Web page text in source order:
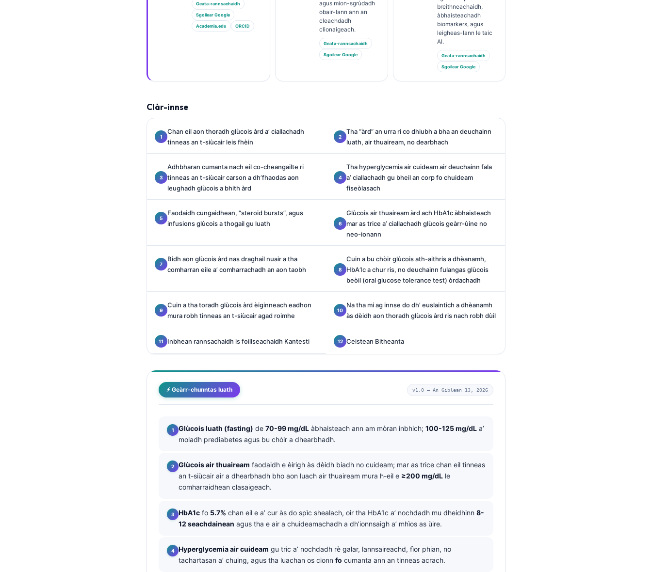
Geata-rannsachaidh
Sgoilear Google
Academia.edu ORCID
agus mion-sgrùdadh
obair-lann ann an
cleachdadh
clionaigeach.
Geata-rannsachaidh
Sgoilear Google
breithneachaidh,
àbhaisteachadh
biomarkers, agus
leigheas-lann le taic
AI.
Geata-rannsachaidh
Sgoilear Google
Clàr-innse
Chan eil aon thoradh glùcois àrd a’ ciallachadh
tinneas an t-siùcair leis fhèin
Tha “àrd” an urra ri co dhiubh a bha an deuchainn
luath, air thuaiream, no dearbhach
Adhbharan cumanta nach eil co-cheangailte ri
tinneas an t-siùcair carson a dh’fhaodas aon
leughadh glùcois a bhith àrd
Tha hyperglycemia air cuideam air deuchainn fala
a’ ciallachadh gu bheil an corp fo chuideam
fiseòlasach
Faodaidh cungaidhean, “steroid bursts”, agus
infusions glùcois a thogail gu luath
Glùcois air thuaiream àrd ach HbA1c àbhaisteach
mar as trice a’ ciallachadh glùcois geàrr-ùine no
neo-ionann
Bidh aon glùcois àrd nas draghail nuair a tha
comharran eile a’ comharrachadh an aon taobh
Cuin a bu chòir glùcois ath-aithris a dhèanamh,
HbA1c a chur ris, no deuchainn fulangas glùcois
beòil (oral glucose tolerance test) òrdachadh
Cuin a tha toradh glùcois àrd èiginneach eadhon
mura robh tinneas an t-siùcair agad roimhe
Na tha mi ag innse do dh’ euslaintich a dhèanamh
às dèidh aon thoradh glùcois àrd ris nach robh dùil
Inbhean rannsachaidh is foillseachaidh Kantesti Ceistean Bitheanta
⚡ Geàrr-chunntas luath v1.0 — An Giblean 13, 2026
Glùcois luath (fasting) de 70-99 mg/dL àbhaisteach ann am mòran inbhich; 100-125 mg/dL a’
moladh prediabetes agus bu chòir a dhearbhadh.
Glùcois air thuaiream faodaidh e èirigh às dèidh biadh no cuideam; mar as trice chan eil tinneas
an t-siùcair air a dhearbhadh bho aon luach air thuaiream mura h-eil e ≥200 mg/dL le
comharraidhean clasaigeach.
HbA1c fo 5.7% chan eil e a’ cur às do spìc shealach, oir tha HbA1c a’ nochdadh mu dheidhinn 8-
12 seachdainean agus tha e air a chuideamachadh a dh’ionnsaigh a’ mhìos as ùire.
Hyperglycemia air cuideam gu tric a’ nochdadh rè galar, lannsaireachd, fìor phian, no
tachartasan a’ chuing, agus tha luachan os cionn fo cumanta ann an tinneas acrach.